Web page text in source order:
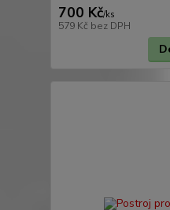
700 Kč/ks
579 Kč bez DPH